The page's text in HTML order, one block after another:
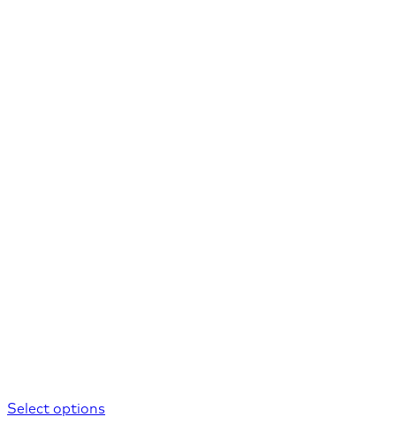
Select options